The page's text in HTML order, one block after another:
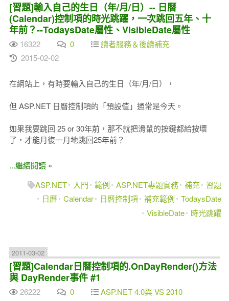
[習題]輸入自己的生日（年/月/日）-- 日曆
(Calendar)控制項的時光跳躍，一次跳回五年、十
年前？--TodaysDate屬性、VisibleDate屬性
16322 0
讀者服務＆後續補充
2015-02-02
在網站上，有時要輸入自己的生日（年/月/日），
但 ASP.NET 日曆控制項的「預設值」通常是今天。
如果我要跳回 25 or 30年前，那不就把滑鼠的按鍵都給按壞
了，才能月復一月地跳回25年前？
...繼續閱讀 »
ASP.NET
入門 範例 ASP.NET專題實務 補充
習題
日曆 Calendar 日曆控制項 補充範例
TodaysDate
VisibleDate
時光跳躍
2011-03-02
[習題]Calendar日曆控制項的.OnDayRender()方法
與 DayRender事件 #1
26222 0
ASP.NET 4.0與 VS 2010